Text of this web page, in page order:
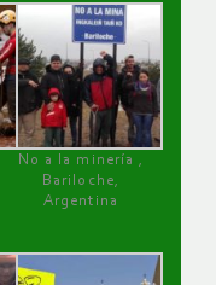
No a la minería ,
Bariloche,
Argentina